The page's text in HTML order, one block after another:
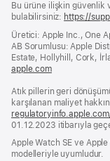
Bilgi
Bu ürüne ilişkin güvenlik
bulabilirsiniz: https://
Üretici: Apple Inc., One
AB Sorumlusu: Apple
Estate, Hollyhill, Cork,
apple.com(yeni
pencerede
açılır)
Atık pillerin geri
karşılanan maliyet
01.12.2023 itibarıyla
Apple Watch SE ve
modelleriyle uyumludur.